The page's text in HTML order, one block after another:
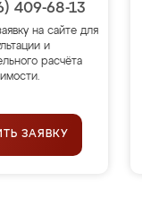
409-68-13
на сайте для
и
расчёта
ЗАЯВКУ